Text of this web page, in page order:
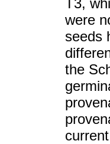
were
seeds
the